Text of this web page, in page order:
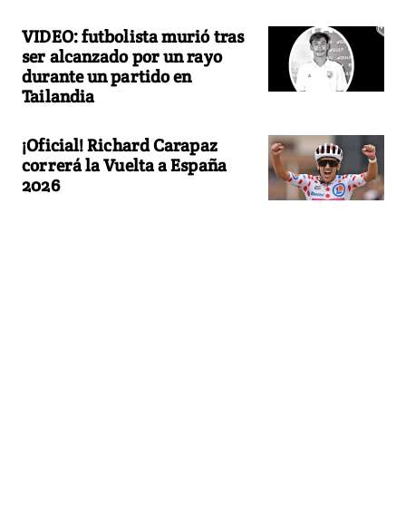
VIDEO: futbolista murió tras
ser alcanzado por un rayo
durante un partido en
Tailandia
¡Oficial! Richard Carapaz
correrá la Vuelta a España
2026